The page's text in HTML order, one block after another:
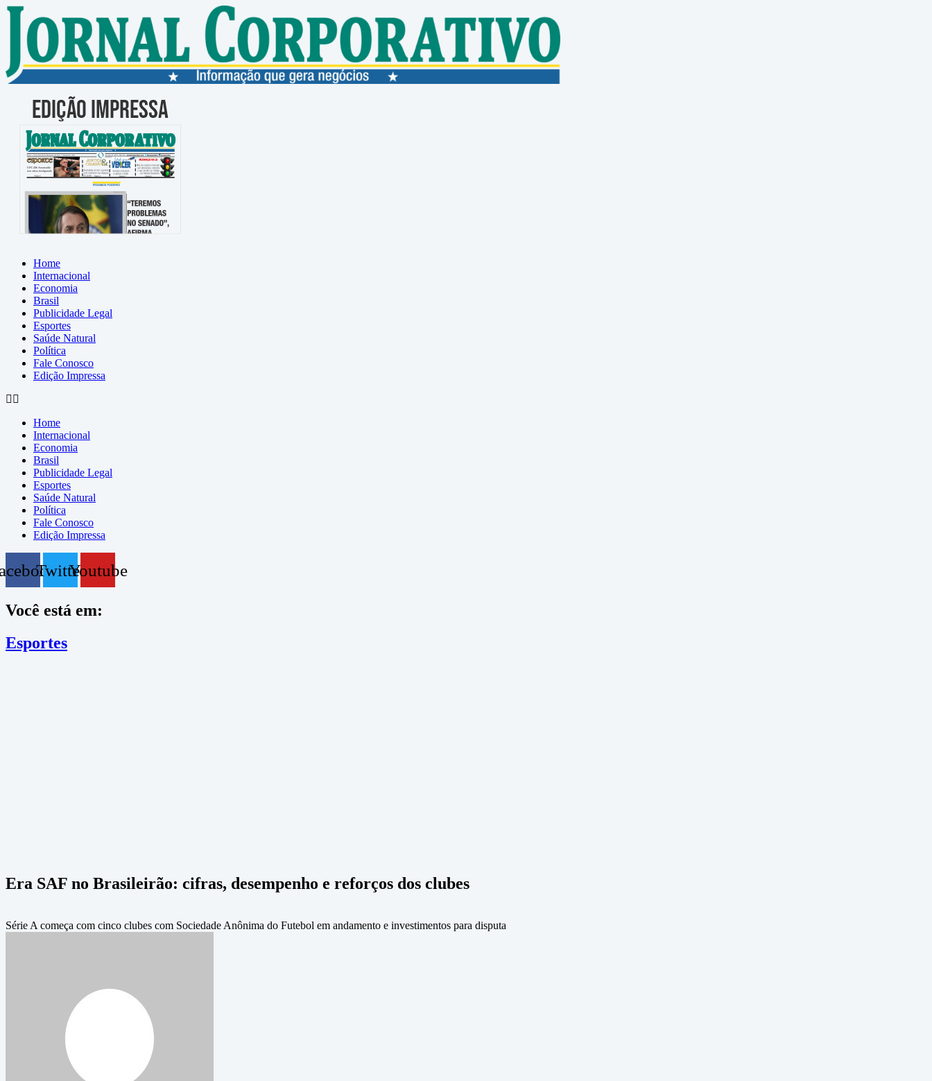
Home
Internacional
Economia
Brasil
Publicidade Legal
Esportes
Saúde Natural
Política
Fale Conosco
Edição Impressa
Home
Internacional
Economia
Brasil
Publicidade Legal
Esportes
Saúde Natural
Política
Fale Conosco
Edição Impressa
TwitterYoutube
Você está em:
Esportes
Era SAF no Brasileirão: cifras, desempenho e reforços dos clubes
Série A começa com cinco clubes com Sociedade Anônima do Futebol em andamento e investimentos para disputa